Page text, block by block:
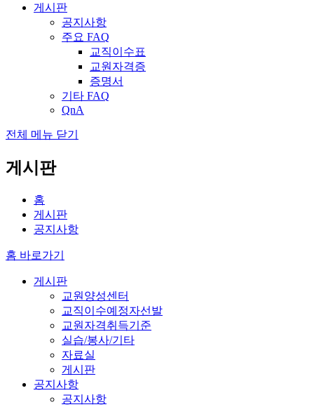
게시판
공지사항
주요 FAQ
교직이수표
교원자격증
증명서
기타 FAQ
QnA
전체 메뉴 닫기
게시판
홈
게시판
공지사항
홈 바로가기
게시판
교원양성센터
교직이수예정자선발
교원자격취득기준
실습/봉사/기타
자료실
게시판
공지사항
공지사항